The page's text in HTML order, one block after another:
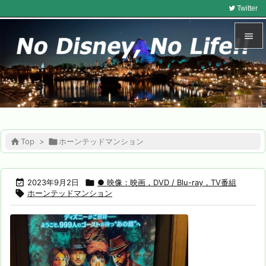


メニュ

サイド

Twitter
Top > ホーンテッドマンション
 2023年9月2日  ● 映像：映画，DVD / Blu-ray，TV番組
 ホーンテッドマンション